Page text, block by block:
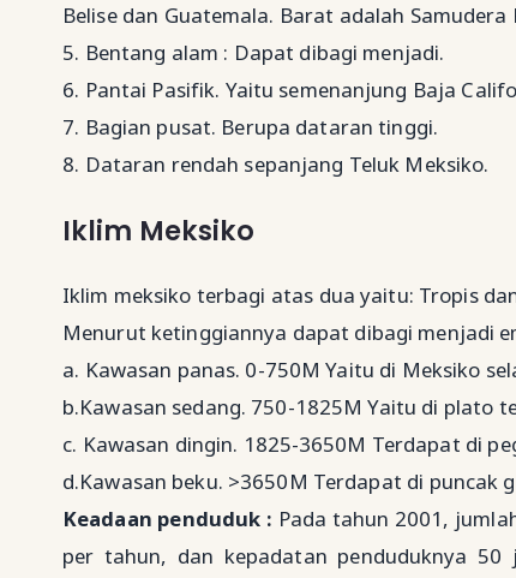
Belise dan Guatemala. Barat adalah Samudera
5. Bentang alam : Dapat dibagi menjadi.
6. Pantai Pasifik. Yaitu semenanjung Baja
7. Bagian pusat. Berupa dataran tinggi.
8. Dataran rendah sepanjang Teluk Meksiko.
Iklim Meksiko
Iklim meksiko terbagi atas dua yaitu: Tropis
Menurut ketinggiannya dapat dibagi menjadi
a. Kawasan panas. 0-750M Yaitu di Meksiko
b.Kawasan sedang. 750-1825M Yaitu di plato
c. Kawasan dingin. 1825-3650M Terdapat di
d.Kawasan beku. >3650M Terdapat di puncak
Keadaan penduduk : Pada tahun 2001,
per tahun, dan kepadatan penduduknya